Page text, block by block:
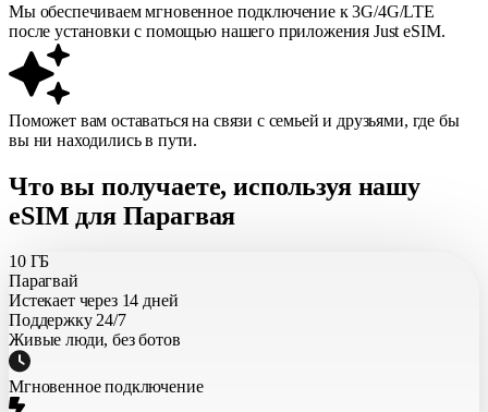
Мы обеспечиваем мгновенное подключение к 3G/4G/LTE
после установки с помощью нашего приложения Just eSIM.
Поможет вам оставаться на связи с семьей и друзьями, где бы
вы ни находились в пути.
Что вы получаете, используя нашу
eSIM для Парагвая
10 ГБ
Парагвай
Истекает через 14 дней
Поддержку 24/7
Живые люди, без ботов
Мгновенное подключение